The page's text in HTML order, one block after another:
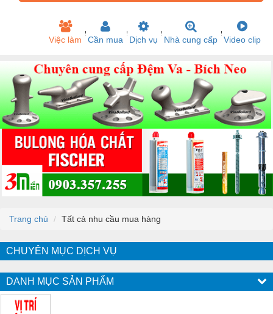
Việc làm Cần mua Dịch vụ Nhà cung cấp Video clip
Trang chủ Tất cả nhu cầu mua hàng
CHUYÊN MỤC DỊCH VỤ
DANH MỤC SẢN PHẨM